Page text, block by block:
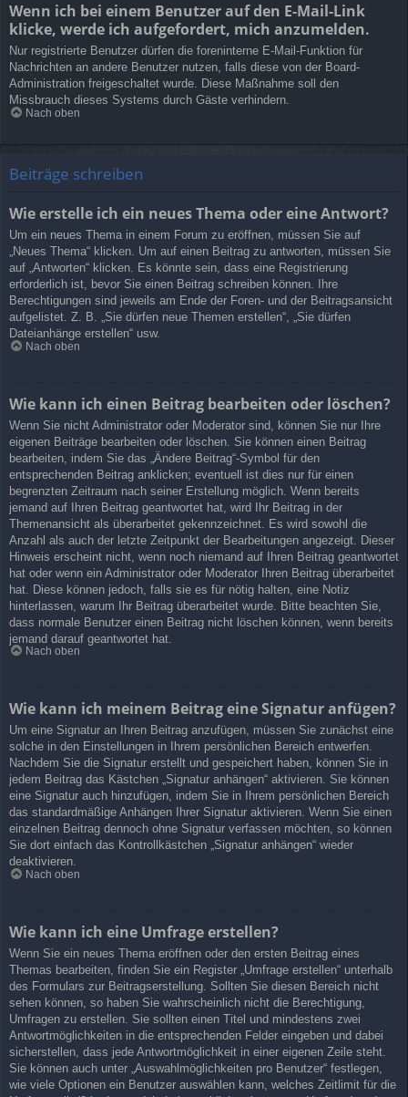
Wenn ich bei einem Benutzer auf den E-Mail-Link
klicke, werde ich aufgefordert, mich anzumelden.
Nur registrierte Benutzer dürfen die foreninterne E-Mail-Funktion für
Nachrichten an andere Benutzer nutzen, falls diese von der Board-
Administration freigeschaltet wurde. Diese Maßnahme soll den
Missbrauch dieses Systems durch Gäste verhindern.
Nach oben
Beiträge schreiben
Wie erstelle ich ein neues Thema oder eine Antwort?
Um ein neues Thema in einem Forum zu eröffnen, müssen Sie auf
„Neues Thema“ klicken. Um auf einen Beitrag zu antworten, müssen Sie
auf „Antworten“ klicken. Es könnte sein, dass eine Registrierung
erforderlich ist, bevor Sie einen Beitrag schreiben können. Ihre
Berechtigungen sind jeweils am Ende der Foren- und der Beitragsansicht
aufgelistet. Z. B. „Sie dürfen neue Themen erstellen“, „Sie dürfen
Dateianhänge erstellen“ usw.
Nach oben
Wie kann ich einen Beitrag bearbeiten oder löschen?
Wenn Sie nicht Administrator oder Moderator sind, können Sie nur Ihre
eigenen Beiträge bearbeiten oder löschen. Sie können einen Beitrag
bearbeiten, indem Sie das „Ändere Beitrag“-Symbol für den
entsprechenden Beitrag anklicken; eventuell ist dies nur für einen
begrenzten Zeitraum nach seiner Erstellung möglich. Wenn bereits
jemand auf Ihren Beitrag geantwortet hat, wird Ihr Beitrag in der
Themenansicht als überarbeitet gekennzeichnet. Es wird sowohl die
Anzahl als auch der letzte Zeitpunkt der Bearbeitungen angezeigt. Dieser
Hinweis erscheint nicht, wenn noch niemand auf Ihren Beitrag geantwortet
hat oder wenn ein Administrator oder Moderator Ihren Beitrag überarbeitet
hat. Diese können jedoch, falls sie es für nötig halten, eine Notiz
hinterlassen, warum Ihr Beitrag überarbeitet wurde. Bitte beachten Sie,
dass normale Benutzer einen Beitrag nicht löschen können, wenn bereits
jemand darauf geantwortet hat.
Nach oben
Wie kann ich meinem Beitrag eine Signatur anfügen?
Um eine Signatur an Ihren Beitrag anzufügen, müssen Sie zunächst eine
solche in den Einstellungen in Ihrem persönlichen Bereich entwerfen.
Nachdem Sie die Signatur erstellt und gespeichert haben, können Sie in
jedem Beitrag das Kästchen „Signatur anhängen“ aktivieren. Sie können
eine Signatur auch hinzufügen, indem Sie in Ihrem persönlichen Bereich
das standardmäßige Anhängen Ihrer Signatur aktivieren. Wenn Sie einen
einzelnen Beitrag dennoch ohne Signatur verfassen möchten, so können
Sie dort einfach das Kontrollkästchen „Signatur anhängen“ wieder
deaktivieren.
Nach oben
Wie kann ich eine Umfrage erstellen?
Wenn Sie ein neues Thema eröffnen oder den ersten Beitrag eines
Themas bearbeiten, finden Sie ein Register „Umfrage erstellen“ unterhalb
des Formulars zur Beitragserstellung. Sollten Sie diesen Bereich nicht
sehen können, so haben Sie wahrscheinlich nicht die Berechtigung,
Umfragen zu erstellen. Sie sollten einen Titel und mindestens zwei
Antwortmöglichkeiten in die entsprechenden Felder eingeben und dabei
sicherstellen, dass jede Antwortmöglichkeit in einer eigenen Zeile steht.
Sie können auch unter „Auswahlmöglichkeiten pro Benutzer“ festlegen,
wie viele Optionen ein Benutzer auswählen kann, welches Zeitlimit für die